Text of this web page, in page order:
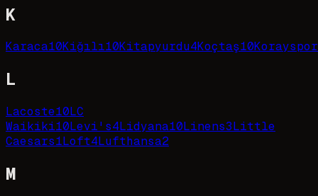
K
Karaca10Kiğılı10Kitapyurdu4Koçtaş10Korayspor
L
Lacoste10LC
Waikiki10Levi's4Lidyana10Linens3Little
Caesars1Loft4Lufthansa2
M